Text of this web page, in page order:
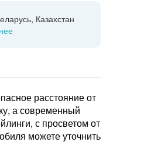
Казахстан
расстояние от
а современный
с просветом от
можете уточнить